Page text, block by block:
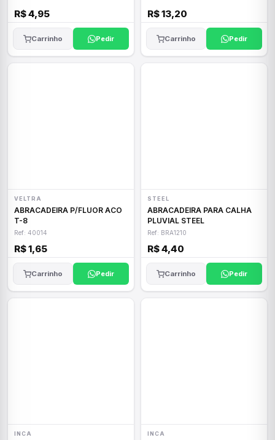
R$ 4,95
Carrinho Pedir
R$ 13,20
Carrinho Pedir
VELTRA
ABRACADEIRA P/FLUOR ACO
T-8
Ref: 40014
R$ 1,65
Carrinho Pedir
STEEL
ABRACADEIRA PARA CALHA
PLUVIAL STEEL
Ref: BRA1210
R$ 4,40
Carrinho Pedir
INCA INCA